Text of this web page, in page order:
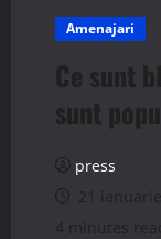
Amenajari
Ce sunt
sunt
press
21
4 minutes